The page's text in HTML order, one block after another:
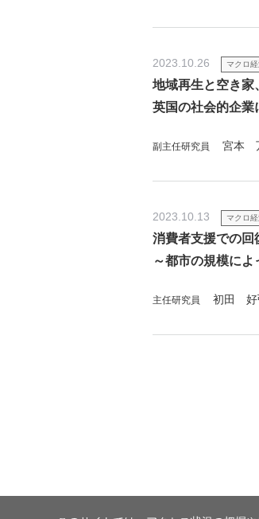
2023.10.26 マクロ
地域再生と空き家
英国の社会的企業
副主任研究員 宮本
2023.10.13 マクロ
消費者支援での回
～都市の規模によ
主任研究員 初田 好